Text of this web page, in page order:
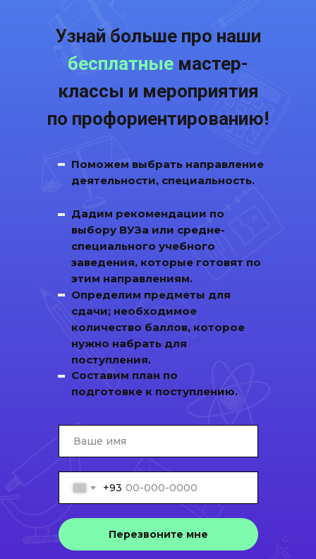
Узнай больше про наши
бесплатные мастер-
классы и мероприятия
по профориентированию!
Поможем выбрать направление
деятельности, специальность.
Дадим рекомендации по
выбору ВУЗа или средне-
специального учебного
заведения, которые готовят по
этим направлениям.
Составим план по
подготовке к поступлению.
Определим предметы для
сдачи; необходимое
количество баллов, которое
нужно набрать для
поступления.
+93
Перезвоните мне